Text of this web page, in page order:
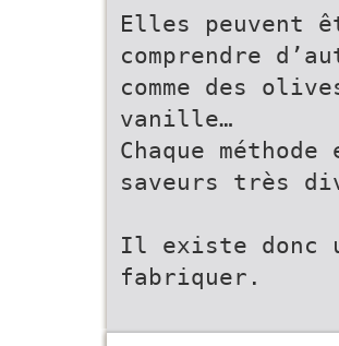
Elles peuvent
comprendre
comme des
vanille…
Chaque
saveurs très
Il existe donc
fabriquer.